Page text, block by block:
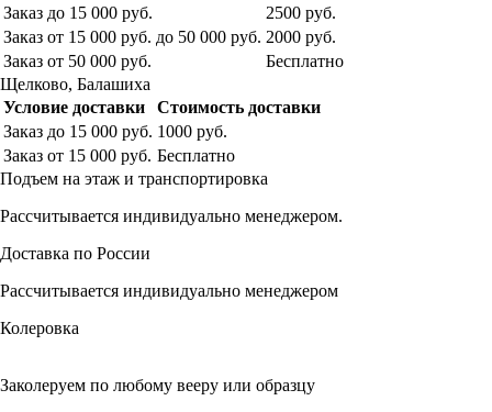
Заказ до 15 000 руб.
2500 руб.
Заказ от 15 000 руб. до 50 000 руб. 2000 руб.
Заказ от 50 000 руб.
Бесплатно
Щелково, Балашиха
Условие доставки
Стоимость доставки
Заказ до 15 000 руб. 1000 руб.
Заказ от 15 000 руб. Бесплатно
Подъем на этаж и транспортировка
Рассчитывается индивидуально менеджером.
Доставка по России
Рассчитывается индивидуально менеджером
Колеровка
Заколеруем по любому вееру или образцу